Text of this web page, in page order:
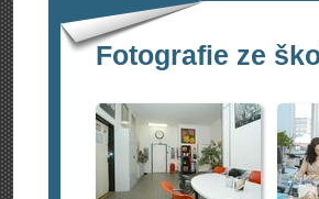
Fotografie ze